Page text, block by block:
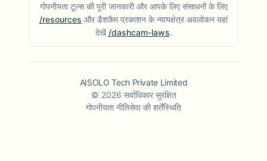
गोपनीयता टूल्स की पूरी जानकारी और आपके लिए संसाधनों के लिए
/resources और डैशकैम प्रकाशन के न्यायक्षेत्र अवलोकन यहां
देखें /dashcam-laws.
AISOLO Tech Private Limited
© 2026 सर्वाधिकार सुरक्षित
गोपनीयता नीतिसेवा की शर्तेंस्थिति